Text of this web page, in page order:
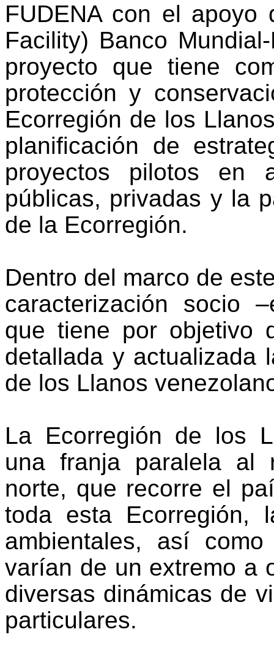
FUDENA con el apoyo
Facility) Banco
proyecto que tiene
protección y
Ecorregión de los
planificación de
proyectos pilotos en
públicas, privadas y la
de la Ecorregión.
Dentro del marco de
caracterización socio
que tiene por objetivo
detallada y actualizada
de los Llanos
La Ecorregión de los
una franja paralela al
norte, que recorre el
toda esta Ecorregión,
ambientales, así
varían de un extremo a
diversas dinámicas de
particulares.